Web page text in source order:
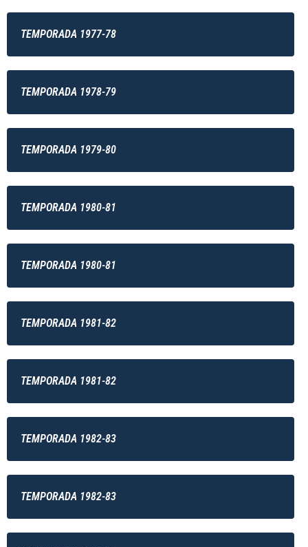
TEMPORADA 1977-78
TEMPORADA 1978-79
TEMPORADA 1979-80
TEMPORADA 1980-81
TEMPORADA 1980-81
TEMPORADA 1981-82
TEMPORADA 1981-82
TEMPORADA 1982-83
TEMPORADA 1982-83